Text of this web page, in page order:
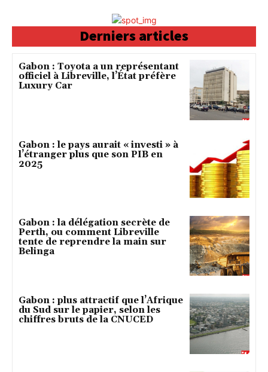
Derniers articles
Gabon : Toyota a un représentant
officiel à Libreville, l’État préfère
Luxury Car
Gabon : le pays aurait « investi » à
l’étranger plus que son PIB en
2025
Gabon : la délégation secrète de
Perth, ou comment Libreville
tente de reprendre la main sur
Belinga
Gabon : plus attractif que l’Afrique
du Sud sur le papier, selon les
chiffres bruts de la CNUCED